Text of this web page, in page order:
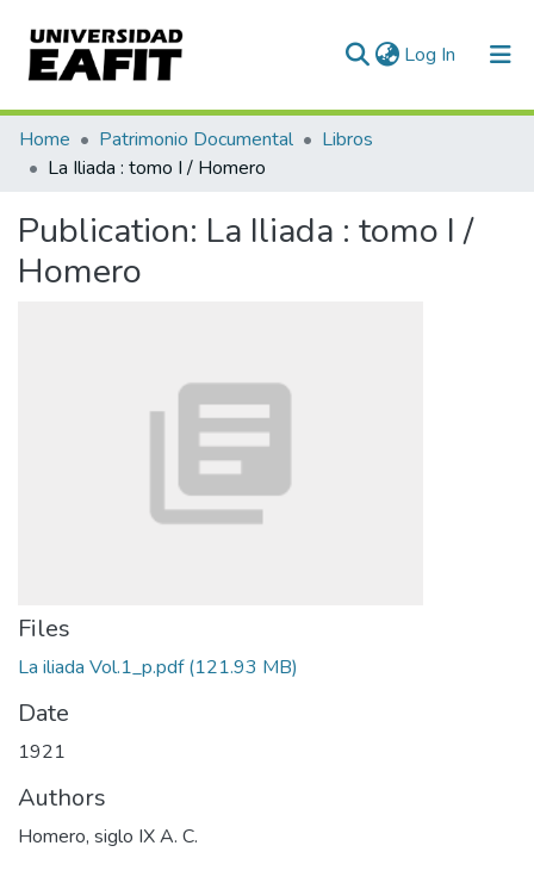
Log In (current)
Communities & Collections
All of DSpace
Statistics
Home Patrimonio Documental
Libros
La Iliada : tomo I / Homero
Publication: La Iliada : tomo I /
Homero
Files
La iliada Vol.1_p.pdf(121.93 MB)
Date
1921
Authors
Homero, siglo IX A. C.